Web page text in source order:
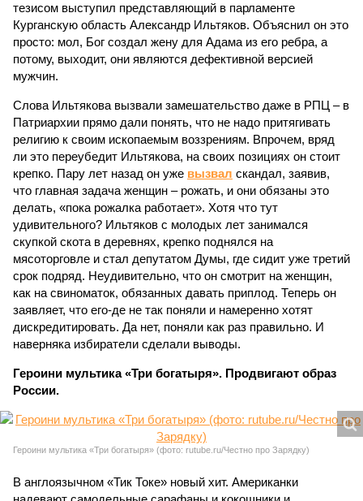
тезисом выступил представляющий в парламенте
Курганскую область Александр Ильтяков. Объяснил он это
просто: мол, Бог создал жену для Адама из его ребра, а
потому, выходит, они являются дефективной версией
мужчин.
Слова Ильтякова вызвали замешательство даже в РПЦ – в
Патриархии прямо дали понять, что не надо притягивать
религию к своим ископаемым воззрениям. Впрочем, вряд
ли это переубедит Ильтякова, на своих позициях он стоит
крепко. Пару лет назад он уже вызвал скандал, заявив,
что главная задача женщин – рожать, и они обязаны это
делать, «пока рожалка работает». Хотя что тут
удивительного? Ильтяков с молодых лет занимался
скупкой скота в деревнях, крепко поднялся на
мясоторговле и стал депутатом Думы, где сидит уже третий
срок подряд. Неудивительно, что он смотрит на женщин,
как на свиноматок, обязанных давать приплод. Теперь он
заявляет, что его-де не так поняли и намеренно хотят
дискредитировать. Да нет, поняли как раз правильно. И
наверняка избиратели сделали выводы.
Героини мультика «Три богатыря». Продвигают образ
России.
Героини мультика «Три богатыря» (фото: rutube.ru/Честно про Зарядку)
В англоязычном «Тик Токе» новый хит. Американки